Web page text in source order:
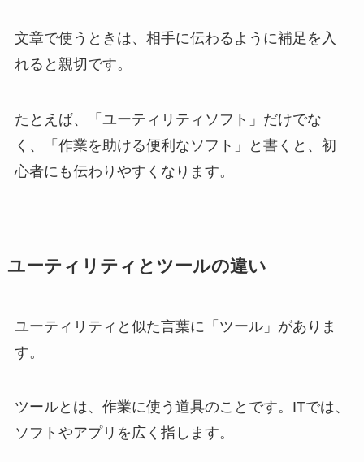
文章で使うときは、相手に伝わるように補足を入
れると親切です。
たとえば、「ユーティリティソフト」だけでな
く、「作業を助ける便利なソフト」と書くと、初
心者にも伝わりやすくなります。
ユーティリティとツールの違い
ユーティリティと似た言葉に「ツール」がありま
す。
ツールとは、作業に使う道具のことです。ITでは、
ソフトやアプリを広く指します。